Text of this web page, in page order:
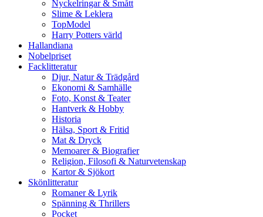
Nyckelringar & Smått
Slime & Leklera
TopModel
Harry Potters värld
Hallandiana
Nobelpriset
Facklitteratur
Djur, Natur & Trädgård
Ekonomi & Samhälle
Foto, Konst & Teater
Hantverk & Hobby
Historia
Hälsa, Sport & Fritid
Mat & Dryck
Memoarer & Biografier
Religion, Filosofi & Naturvetenskap
Kartor & Sjökort
Skönlitteratur
Romaner & Lyrik
Spänning & Thrillers
Pocket